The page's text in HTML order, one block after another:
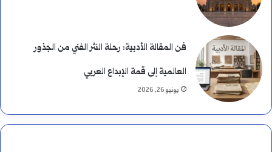
فن المقالة الأدبية: رحلة النثر الفني من الجذور
العالمية إلى قمة الإبداع العربي
يونيو 26, 2026